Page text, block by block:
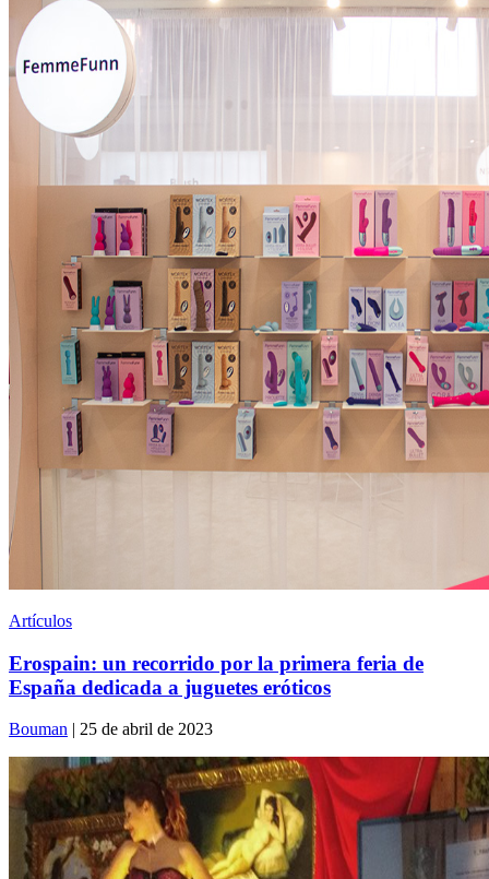
Artículos
Erospain: un recorrido por la primera feria de
España dedicada a juguetes eróticos
Bouman | 25 de abril de 2023